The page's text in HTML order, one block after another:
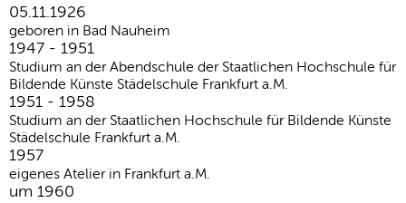
05.11.1926
geboren in Bad Nauheim
1947 - 1951
Studium an der Abendschule der Staatlichen Hochschule für
Bildende Künste Städelschule Frankfurt a.M.
1951 - 1958
Studium an der Staatlichen Hochschule für Bildende Künste
Städelschule Frankfurt a.M.
1957
eigenes Atelier in Frankfurt a.M.
um 1960